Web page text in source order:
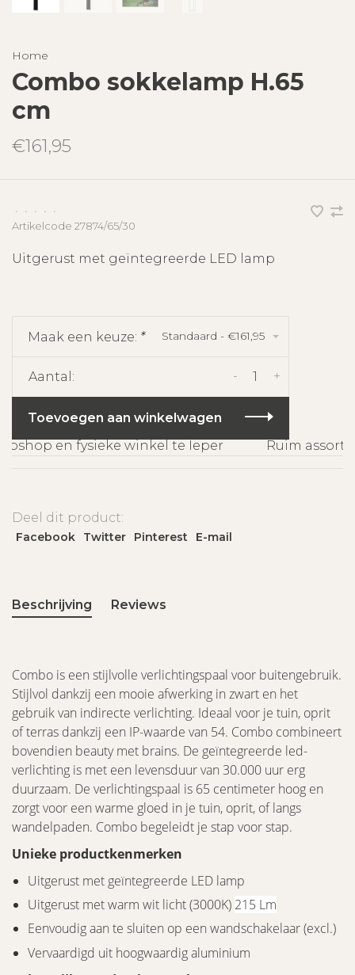
Home
Combo sokkelamp H.65
cm
€161,95
• • • •
•
Artikelcode 27874/65/30
Uitgerust met geïntegreerde LED lamp
Maak een keuze: * Standaard - €161,95
Aantal: +
-
Toevoegen aan winkelwagen
en fysieke winkel te Ieper
Ruim
Deel dit product:
Facebook Twitter Pinterest E-mail
Beschrijving Reviews
Combo is een stijlvolle verlichtingspaal voor buitengebruik.
Stijlvol dankzij een mooie afwerking in zwart en het
gebruik van indirecte verlichting. Ideaal voor je tuin, oprit
of terras dankzij een IP-waarde van 54. Combo combineert
bovendien beauty met brains. De geïntegreerde led-
verlichting is met een levensduur van 30.000 uur erg
duurzaam. De verlichtingspaal is 65 centimeter hoog en
zorgt voor een warme gloed in je tuin, oprit, of langs
wandelpaden. Combo begeleidt je stap voor stap.
Unieke productkenmerken
Uitgerust met geïntegreerde LED lamp
Uitgerust met warm wit licht (3000K) 215 Lm
Eenvoudig aan te sluiten op een wandschakelaar (excl.)
Vervaardigd uit hoogwaardig aluminium